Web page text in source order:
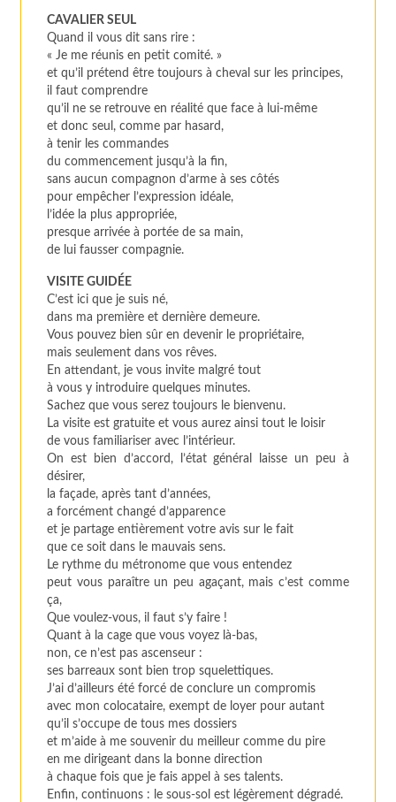
CAVALIER SEUL
Quand il vous dit sans rire :
« Je me réunis en petit comité. »
et qu’il prétend être toujours à cheval sur les principes,
il faut comprendre
qu’il ne se retrouve en réalité que face à lui-même
et donc seul, comme par hasard,
à tenir les commandes
du commencement jusqu’à la fin,
sans aucun compagnon d’arme à ses côtés
pour empêcher l’expression idéale,
l’idée la plus appropriée,
presque arrivée à portée de sa main,
de lui fausser compagnie.
VISITE GUIDÉE
C’est ici que je suis né,
dans ma première et dernière demeure.
Vous pouvez bien sûr en devenir le propriétaire,
mais seulement dans vos rêves.
En attendant, je vous invite malgré tout
à vous y introduire quelques minutes.
Sachez que vous serez toujours le bienvenu.
La visite est gratuite et vous aurez ainsi tout le loisir
de vous familiariser avec l’intérieur.
On est bien d’accord, l’état général laisse un peu à
désirer,
la façade, après tant d’années,
a forcément changé d’apparence
et je partage entièrement votre avis sur le fait
que ce soit dans le mauvais sens.
Le rythme du métronome que vous entendez
peut vous paraître un peu agaçant, mais c’est comme
ça,
Que voulez-vous, il faut s’y faire !
Quant à la cage que vous voyez là-bas,
non, ce n’est pas ascenseur :
ses barreaux sont bien trop squelettiques.
J’ai d’ailleurs été forcé de conclure un compromis
avec mon colocataire, exempt de loyer pour autant
qu’il s’occupe de tous mes dossiers
et m’aide à me souvenir du meilleur comme du pire
en me dirigeant dans la bonne direction
à chaque fois que je fais appel à ses talents.
Enfin, continuons : le sous-sol est légèrement dégradé.